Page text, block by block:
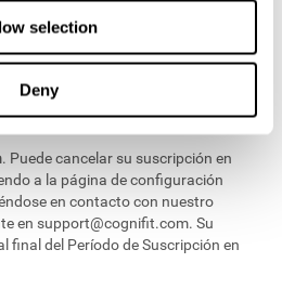
selection
Deny
Términos de Suscripción
su Suscripción continúe, hasta que
o dejemos de proporcionar la
Términos de Servicios. A
contrario, se le cobrará antes o al
renovación.
. Puede cancelar su suscripción en
a la página de configuración
en contacto con nuestro
en support@cognifit.com. Su
final del Período de Suscripción en